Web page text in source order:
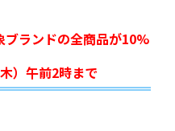
ブランドの全商品が10%
）午前2時まで